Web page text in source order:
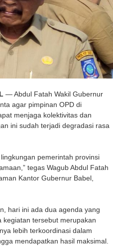
— Abdul Fatah Wakil Gubernur
agar pimpinan OPD di
menjaga kolektivitas dan
ini sudah terjadi degradasi rasa
pemerintah provinsi
tegas Wagub Abdul Fatah
Kantor Gubernur Babel,
hari ini ada dua agenda yang
kegiatan tersebut merupakan
lebih terkoordinasi dalam
mendapatkan hasil maksimal.